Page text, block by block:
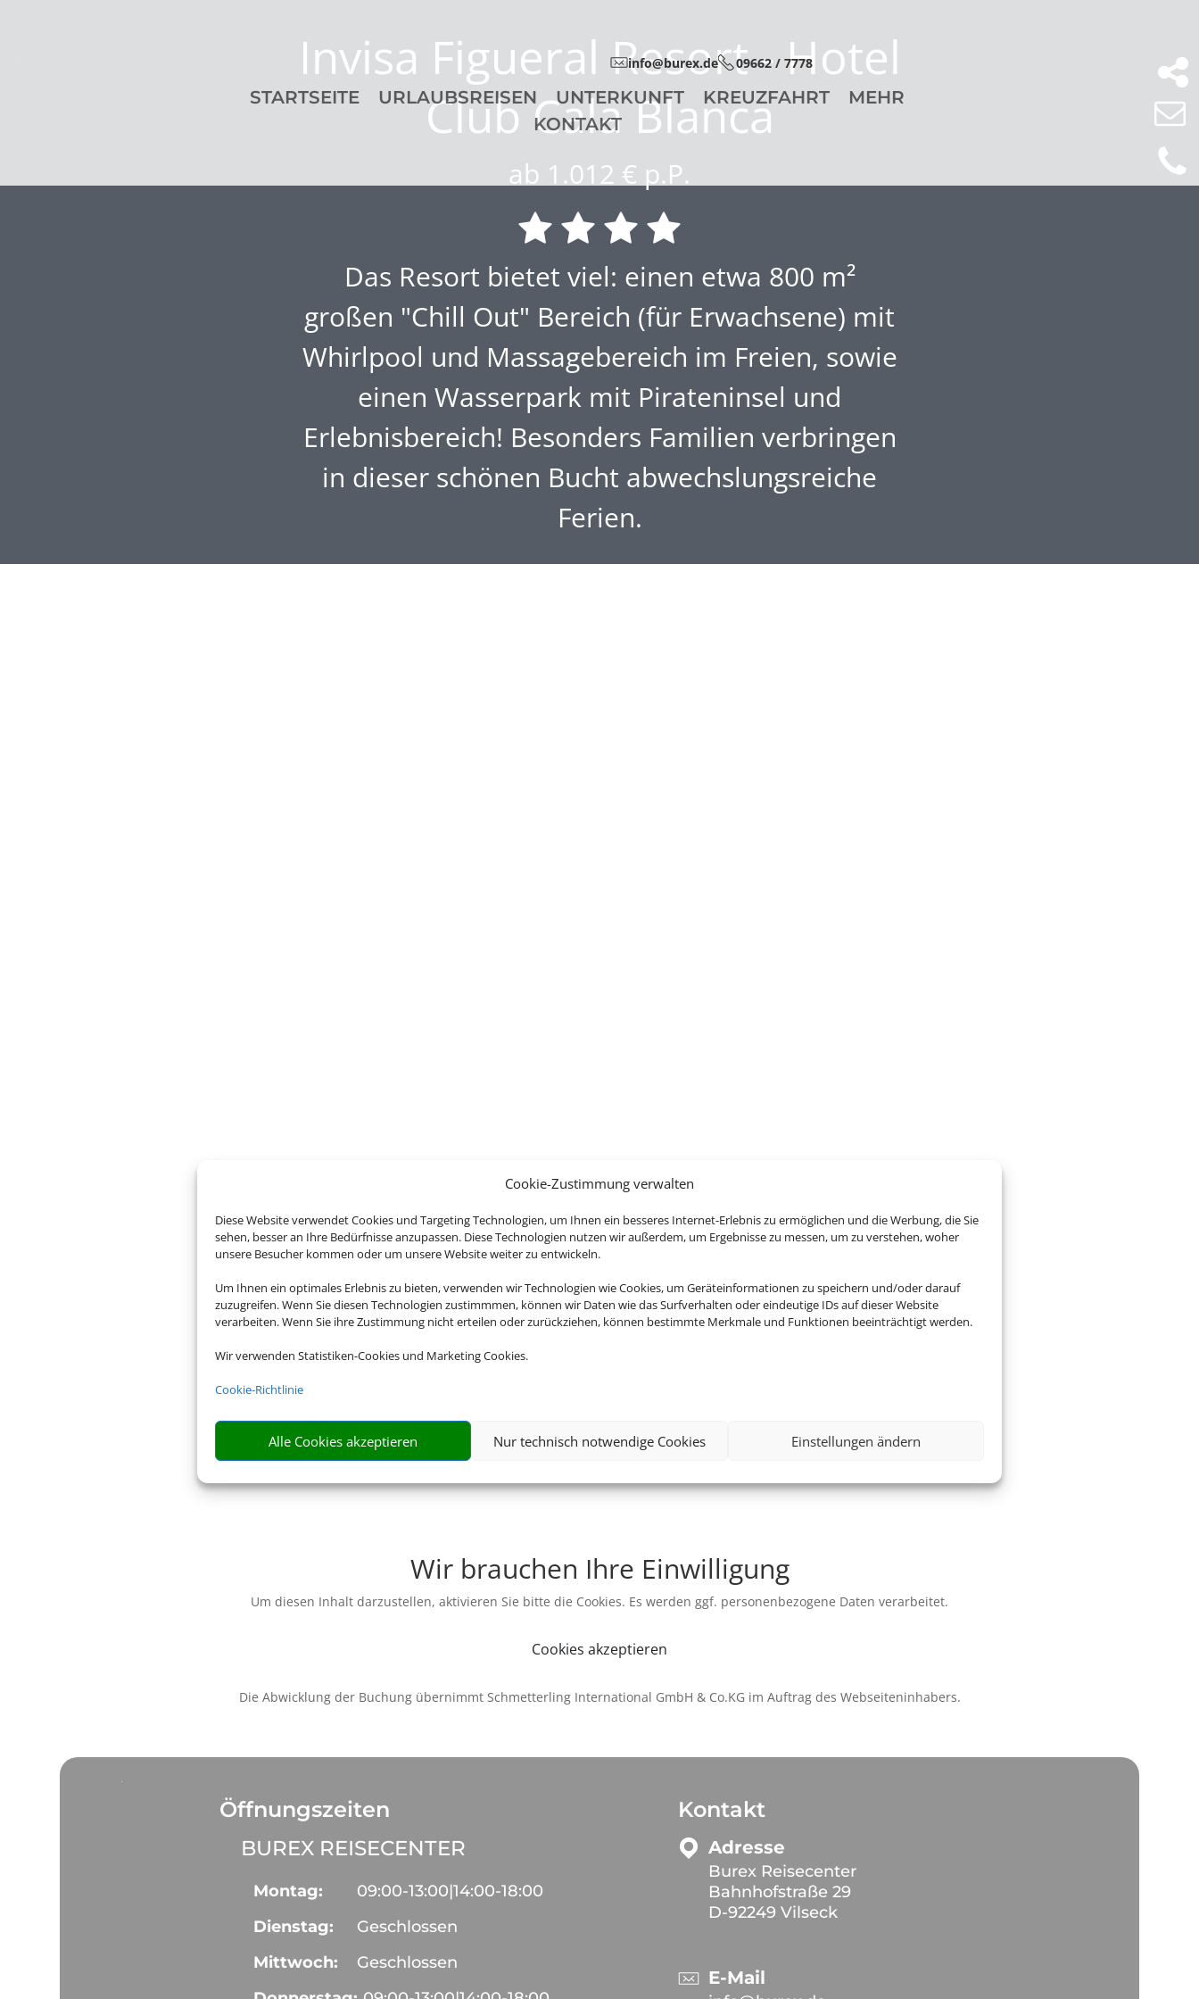
Cookie-Zustimmung verwalten
Diese Website verwendet Cookies und Targeting Technologien, um Ihnen ein besseres Internet-Erlebnis zu ermöglichen und die Werbung, die Sie
sehen, besser an Ihre Bedürfnisse anzupassen. Diese Technologien nutzen wir außerdem, um Ergebnisse zu messen, um zu verstehen, woher
unsere Besucher kommen oder um unsere Website weiter zu entwickeln.
Um Ihnen ein optimales Erlebnis zu bieten, verwenden wir Technologien wie Cookies, um Geräteinformationen zu speichern und/oder darauf
zuzugreifen. Wenn Sie diesen Technologien zustimmmen, können wir Daten wie das Surfverhalten oder eindeutige IDs auf dieser Website
verarbeiten. Wenn Sie ihre Zustimmung nicht erteilen oder zurückziehen, können bestimmte Merkmale und Funktionen beeinträchtigt werden.
Wir verwenden Statistiken-Cookies und Marketing Cookies.
Cookie-Richtlinie
Alle Cookies akzeptieren Nur technisch notwendige Cookies Einstellungen ändern
info@burex.de 09662 / 7778
STARTSEITE URLAUBSREISEN UNTERKUNFT KREUZFAHRT
MEHR
KONTAKT
Invisa Figueral Resort - Hotel
Club Cala Blanca
ab 1.012 € p.P.
Das Resort bietet viel: einen etwa 800 m²
großen "Chill Out" Bereich (für Erwachsene) mit
Whirlpool und Massagebereich im Freien, sowie
einen Wasserpark mit Pirateninsel und
Erlebnisbereich! Besonders Familien verbringen
in dieser schönen Bucht abwechslungsreiche
Ferien.
Wir brauchen Ihre Einwilligung
Um diesen Inhalt darzustellen, aktivieren Sie bitte die Cookies. Es werden ggf. personenbezogene Daten verarbeitet.
Cookies akzeptieren
Die Abwicklung der Buchung übernimmt Schmetterling International GmbH & Co.KG im Auftrag des Webseiteninhabers.
Öffnungszeiten
BUREX REISECENTER
Montag: 09:00-13:00|14:00-18:00
Dienstag:
Geschlossen
Mittwoch:
Geschlossen
Kontakt
Adresse
Burex Reisecenter
Bahnhofstraße 29
D-92249 Vilseck
E-Mail